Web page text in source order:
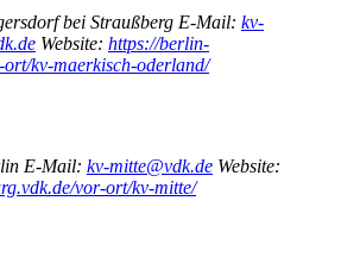
bei Straußberg E-Mail: kv-
Website: https://berlin-
kv-maerkisch-oderland/
E-Mail: kv-mitte@vdk.de Website:
vor-ort/kv-mitte/